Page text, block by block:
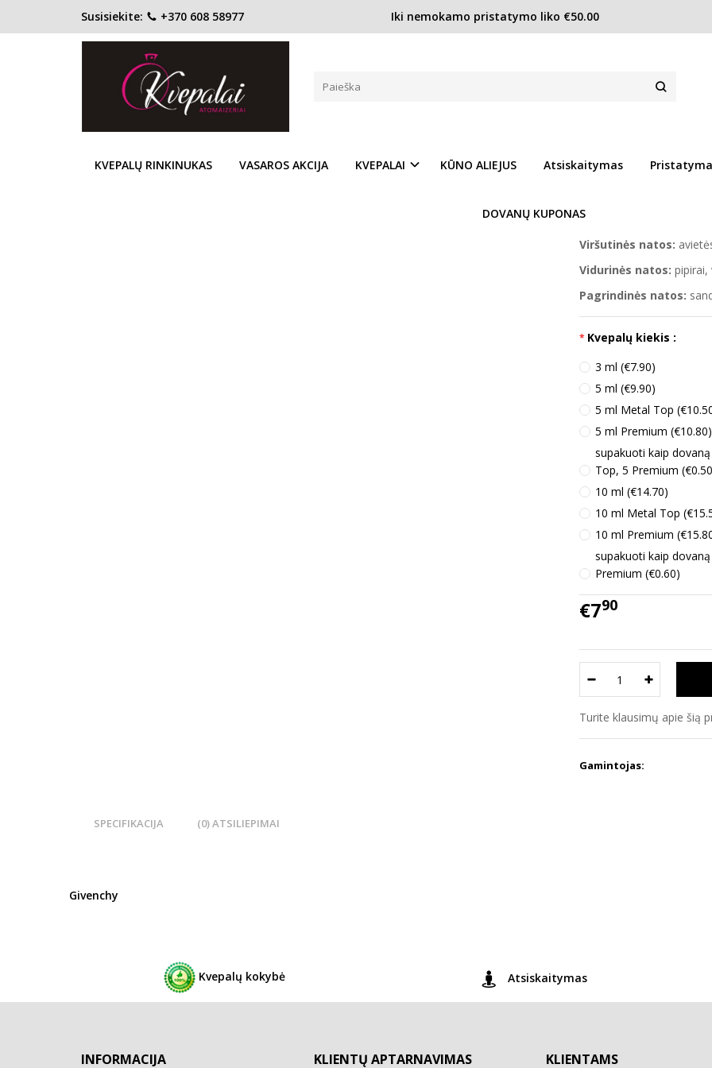
Susisiekite: +370 608 58977 Iki nemokamo pristatymo liko €50.00
KVEPALŲ RINKINUKAS VASAROS AKCIJA KVEPALAI KŪNO ALIEJUS Atsiskaitymas
DOVANŲ KUPONAS
Pagrindinis KONCENTRACIJA Kvapusis vanduo (EDP) Givenchy Hot Couture EDP moterims
GIVENCHY HOT COUTURE EDP MOTERIMS
Į PALYGINIMĄ
Cavallier.
Viršutinės natos:
Vidurinės natos: pipirai,
Pagrindinės natos:
Kvepalų kiekis :
3 ml (€7.90)
5 ml (€9.90)
5 ml Metal Top
5 ml Premium (€10.80)
supakuoti kaip
Top, 5 Premium
10 ml (€14.70)
10 ml Metal Top
10 ml Premium
supakuoti kaip
Premium (€0.60)
€790
Turite klausimų apie šią
Gamintojas:
SPECIFIKACIJA (0) ATSILIEPIMAI
Givenchy
Kvepalų kokybė Atsiskaitymas
INFORMACIJA KLIENTŲ APTARNAVIMAS KLIENTAMS